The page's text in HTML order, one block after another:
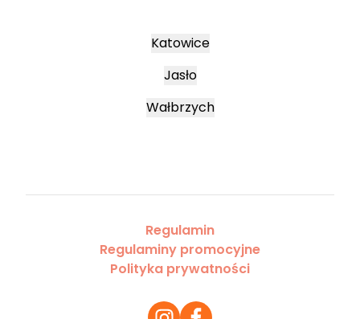
Katowice
Jasło
Wałbrzych
Regulamin
Regulaminy promocyjne
Polityka prywatności